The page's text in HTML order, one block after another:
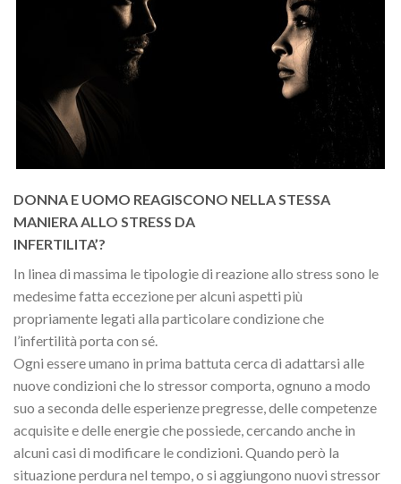
DONNA E UOMO REAGISCONO NELLA STESSA
MANIERA ALLO STRESS DA
INFERTILITA’?
In linea di massima le tipologie di reazione allo stress sono le
medesime fatta eccezione per alcuni aspetti più
propriamente legati alla particolare condizione che
l’infertilità porta con sé.
Ogni essere umano in prima battuta cerca di adattarsi alle
nuove condizioni che lo stressor comporta, ognuno a modo
suo a seconda delle esperienze pregresse, delle competenze
acquisite e delle energie che possiede, cercando anche in
alcuni casi di modificare le condizioni. Quando però la
situazione perdura nel tempo, o si aggiungono nuovi stressor